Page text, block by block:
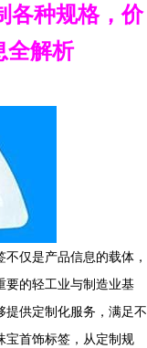
各种规格，价
全解析
仅是产品信息的载体，
要的轻工业与制造业基
提供定制化服务，满足不
宝首饰标签，从定制规